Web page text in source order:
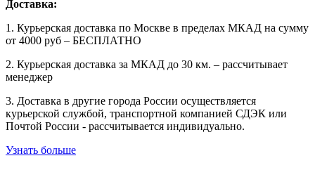
Доставка:
1. Курьерская доставка по Москве в пределах МКАД на сумму
от 4000 руб – БЕСПЛАТНО
2. Курьерская доставка за МКАД до 30 км. – рассчитывает
менеджер
3. Доставка в другие города России осуществляется
курьерской службой, транспортной компанией СДЭК или
Почтой России - рассчитывается индивидуально.
Узнать больше